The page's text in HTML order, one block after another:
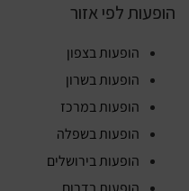
הופעות לפי אזור
הופעות בצפון
הופעות בשרון
הופעות במרכז
הופעות בשפלה
הופעות בירושלים